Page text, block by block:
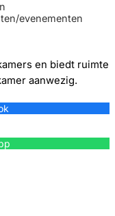
evenementen
en biedt ruimte
aanwezig.